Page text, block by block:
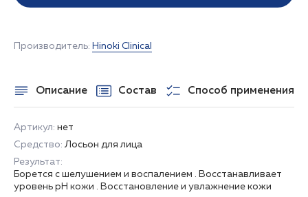
Производитель: Hinoki Clinical
Описание Состав Способ применения
Артикул: нет
Средство: Лосьон для лица
Результат:
Борется с шелушением и воспалением . Восстанавливает
уровень рН кожи . Восстановление и увлажнение кожи